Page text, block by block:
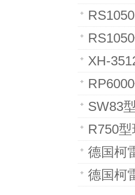
XH-
SW83
R750
德国柯
德国柯